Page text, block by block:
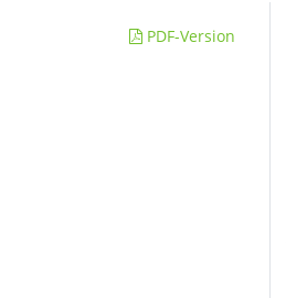
PDF-Version